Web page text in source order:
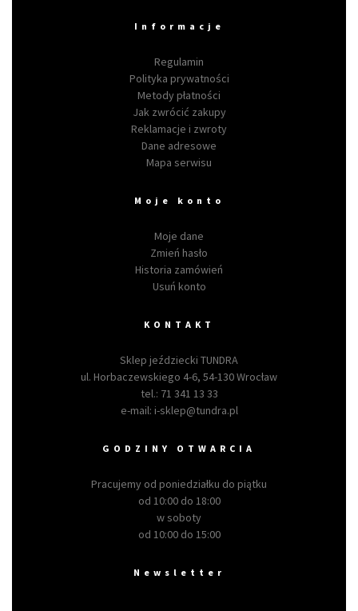
Informacje
Regulamin
Polityka prywatności
Metody płatności
Jak zwrócić zakupy
Reklamacje i zwroty
Dane adresowe
Mapa serwisu
Moje konto
Moje dane
Zmień hasło
Historia zamówień
Usuń konto
KONTAKT
Sklep jeździecki TUNDRA
ul. Horbaczewskiego 4-6, 54-130 Wrocław
tel.: 71 341 13 33
e-mail: i-sklep@tundra.pl
GODZINY OTWARCIA
Pracujemy od poniedziałku do piątku
od 10:00 do 18:00
w soboty
od 10:00 do 15:00
Newsletter